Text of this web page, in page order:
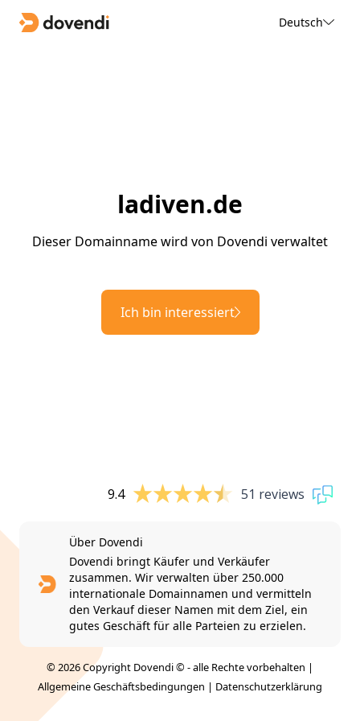
Deutsch
ladiven.de
Dieser Domainname wird von Dovendi verwaltet
Ich bin interessiert
9.4 51 reviews
Über Dovendi
Dovendi bringt Käufer und Verkäufer
zusammen. Wir verwalten über 250.000
internationale Domainnamen und vermitteln
den Verkauf dieser Namen mit dem Ziel, ein
gutes Geschäft für alle Parteien zu erzielen.
© 2026 Copyright Dovendi © - alle Rechte vorbehalten |
Allgemeine Geschäftsbedingungen | Datenschutzerklärung